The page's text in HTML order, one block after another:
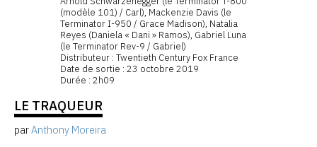
(modèle 101) / Carl), Mackenzie Davis (le
Terminator I-950 / Grace Madison), Natalia
Reyes (Daniela « Dani » Ramos), Gabriel Luna
(le Terminator Rev-9 / Gabriel)
Distributeur : Twentieth Century Fox France
Date de sortie : 23 octobre 2019
Durée : 2h09
LE TRAQUEUR
par Anthony Moreira